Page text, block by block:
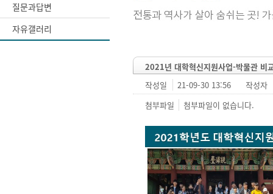
질문과답변
자유갤러리
2021년 대학혁신지원사업-박물관 비
작성일
21-09-30 13:56
작성자
첨부파일
첨부파일이 없습니다.